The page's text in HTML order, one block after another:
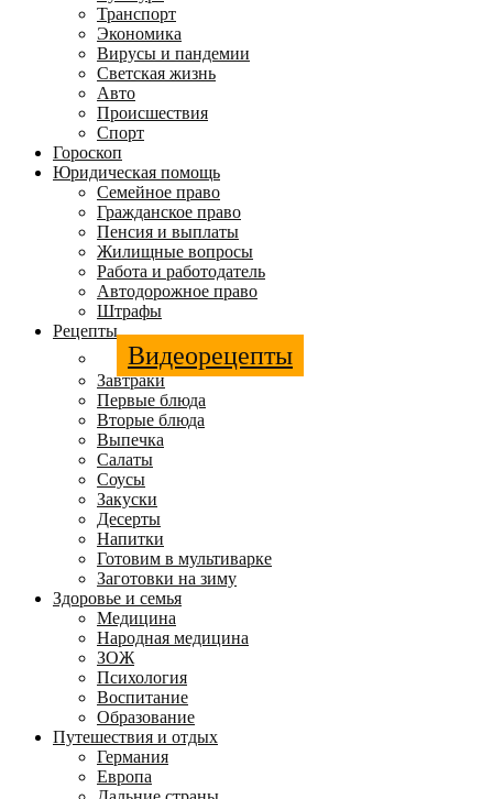
Транспорт
Экономика
Вирусы и пандемии
Светская жизнь
Авто
Происшествия
Спорт
Гороскоп
Юридическая помощь
Семейное право
Гражданское право
Пенсия и выплаты
Жилищные вопросы
Работа и работодатель
Автодорожное право
Штрафы
Рецепты
Видеорецепты
Завтраки
Первые блюда
Вторые блюда
Выпечка
Салаты
Соусы
Закуски
Десерты
Напитки
Готовим в мультиварке
Заготовки на зиму
Здоровье и семья
Медицина
Народная медицина
ЗОЖ
Психология
Воспитание
Образование
Путешествия и отдых
Германия
Европа